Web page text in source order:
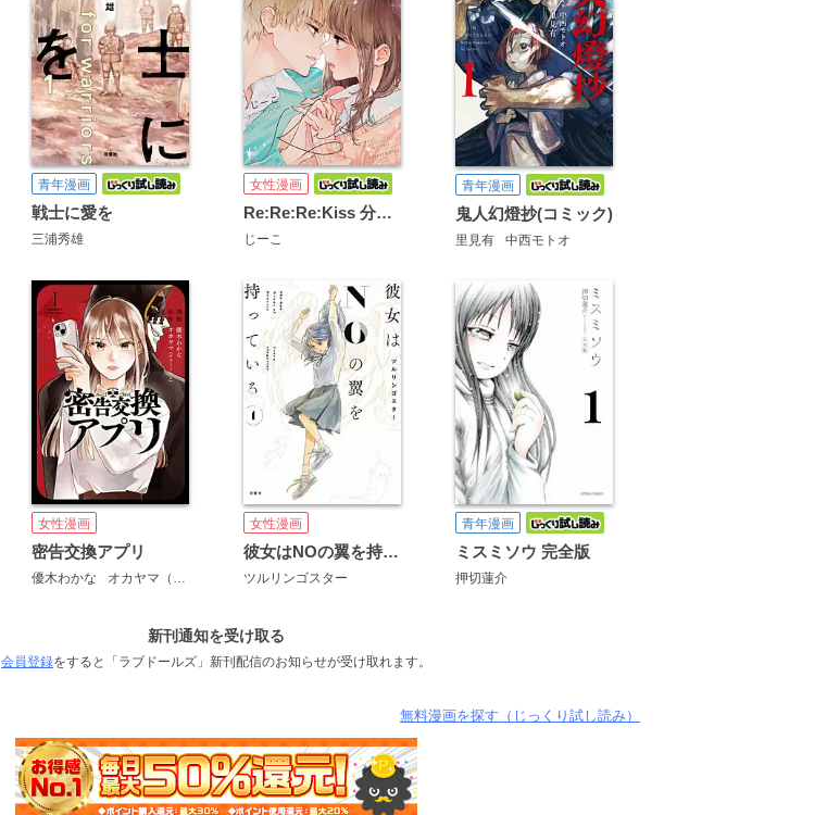
青年漫画
戦士に愛を
三浦秀雄
女性漫画
Re:Re:Re:Kiss 分冊版
じーこ
青年漫画
鬼人幻燈抄(コミック)
里見有 中西モトオ
女性漫画
密告交換アプリ
優木わかな オカヤマ（テラーノベル）
女性漫画
彼女はNOの翼を持っている
ツルリンゴスター
青年漫画
ミスミソウ 完全版
押切蓮介
新刊通知を受け取る
会員登録をすると「ラブドールズ」新刊配信のお知らせが受け取れます。
無料漫画を探す（じっくり試し読み）